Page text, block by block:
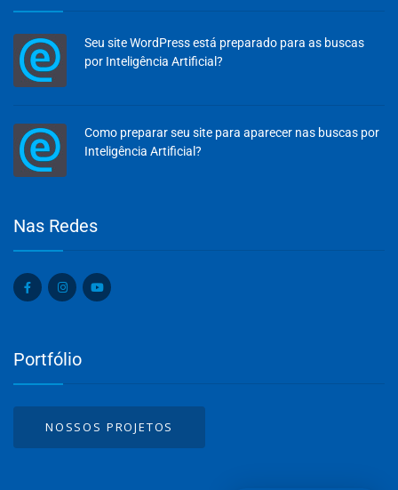
Seu site WordPress está preparado para as buscas
por Inteligência Artificial?
Como preparar seu site para aparecer nas buscas por
Inteligência Artificial?
Nas Redes
Portfólio
NOSSOS PROJETOS
Olá, insira seus dados para continuar.
Nome
Número de celular